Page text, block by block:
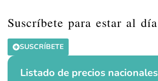
Suscríbete para estar al día
SUSCRÍBETE
Listado de precios nacionales